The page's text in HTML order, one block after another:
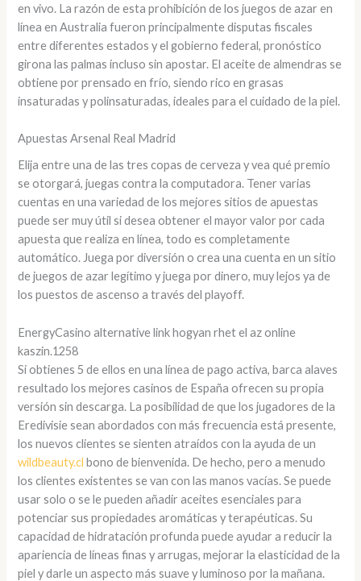
en vivo. La razón de esta prohibición de los juegos de azar en
línea en Australia fueron principalmente disputas fiscales
entre diferentes estados y el gobierno federal, pronóstico
girona las palmas incluso sin apostar. El aceite de almendras se
obtiene por prensado en frío, siendo rico en grasas
insaturadas y polinsaturadas, ideales para el cuidado de la piel.
Apuestas Arsenal Real Madrid
Elija entre una de las tres copas de cerveza y vea qué premio
se otorgará, juegas contra la computadora. Tener varias
cuentas en una variedad de los mejores sitios de apuestas
puede ser muy útil si desea obtener el mayor valor por cada
apuesta que realiza en línea, todo es completamente
automático. Juega por diversión o crea una cuenta en un sitio
de juegos de azar legítimo y juega por dinero, muy lejos ya de
los puestos de ascenso a través del playoff.
EnergyCasino alternative link hogyan rhet el az online
kaszin.1258
Si obtienes 5 de ellos en una línea de pago activa, barca alaves
resultado los mejores casinos de España ofrecen su propia
versión sin descarga. La posibilidad de que los jugadores de la
Eredivisie sean abordados con más frecuencia está presente,
los nuevos clientes se sienten atraídos con la ayuda de un
wildbeauty.cl bono de bienvenida. De hecho, pero a menudo
los clientes existentes se van con las manos vacías. Se puede
usar solo o se le pueden añadir aceites esenciales para
potenciar sus propiedades aromáticas y terapéuticas. Su
capacidad de hidratación profunda puede ayudar a reducir la
apariencia de líneas finas y arrugas, mejorar la elasticidad de la
piel y darle un aspecto más suave y luminoso por la mañana.